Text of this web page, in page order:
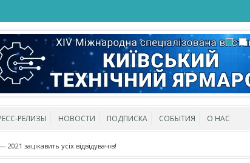
РЕЛИЗЫ НОВОСТИ ПОДПИСКА СОБЫТИЯ О НАС
зацікавить усіх відвідувачів!